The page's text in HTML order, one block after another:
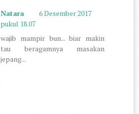
Natara
6 Desember 2017
pukul 18.07
wajib mampir bun... biar makin
tau beragamnya masakan
jepang...